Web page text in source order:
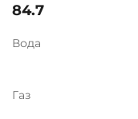
84.7
Вода
Газ